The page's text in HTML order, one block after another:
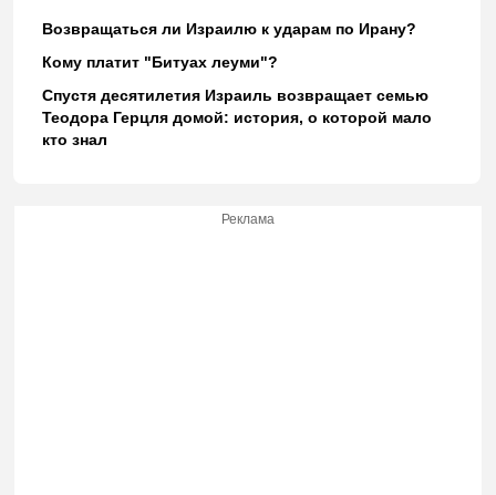
Возвращаться ли Израилю к ударам по Ирану?
Кому платит "Битуах леуми"?
Спустя десятилетия Израиль возвращает семью
Теодора Герцля домой: история, о которой мало
кто знал
Реклама